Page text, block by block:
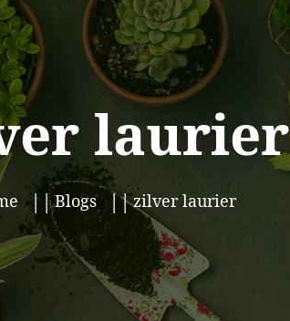
laurier
Blogs zilver laurier